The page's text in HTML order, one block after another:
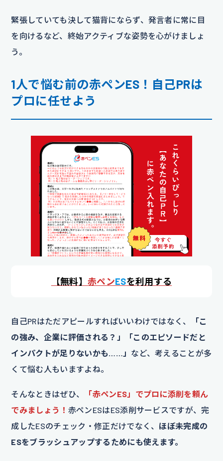
緊張していても決して猫背にならず、発言者に常に目
を向けるなど、終始アクティブな姿勢を心がけましょ
う。
1人で悩む前の赤ペンES！自己PRは
プロに任せよう
【無料】赤ペンESを利用する
自己PRはただアピールすればいいわけではなく、
「こ
の強み、企業に評価される？」「このエピソードだと
インパクトが足りないかも……」 など、考えることが多
くて悩む人もいますよね。
そんなときはぜひ、
「赤ペンES」でプロに添削を頼ん
でみましょう！ 赤ペンESはES添削サービスですが、完
成したESのチェック・修正だけでなく、 ほぼ未完成の
ESをブラッシュアップするためにも使えます。